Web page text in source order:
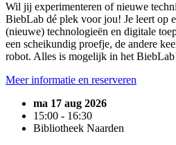
Wil jij experimenteren of nieuwe
BiebLab dé plek voor jou! Je leert op
(nieuwe) technologieën en digitale
een scheikundig proefje, de andere
robot. Alles is mogelijk in het
Meer informatie en reserveren
ma 17 aug 2026
15:00 - 16:30
Bibliotheek Naarden